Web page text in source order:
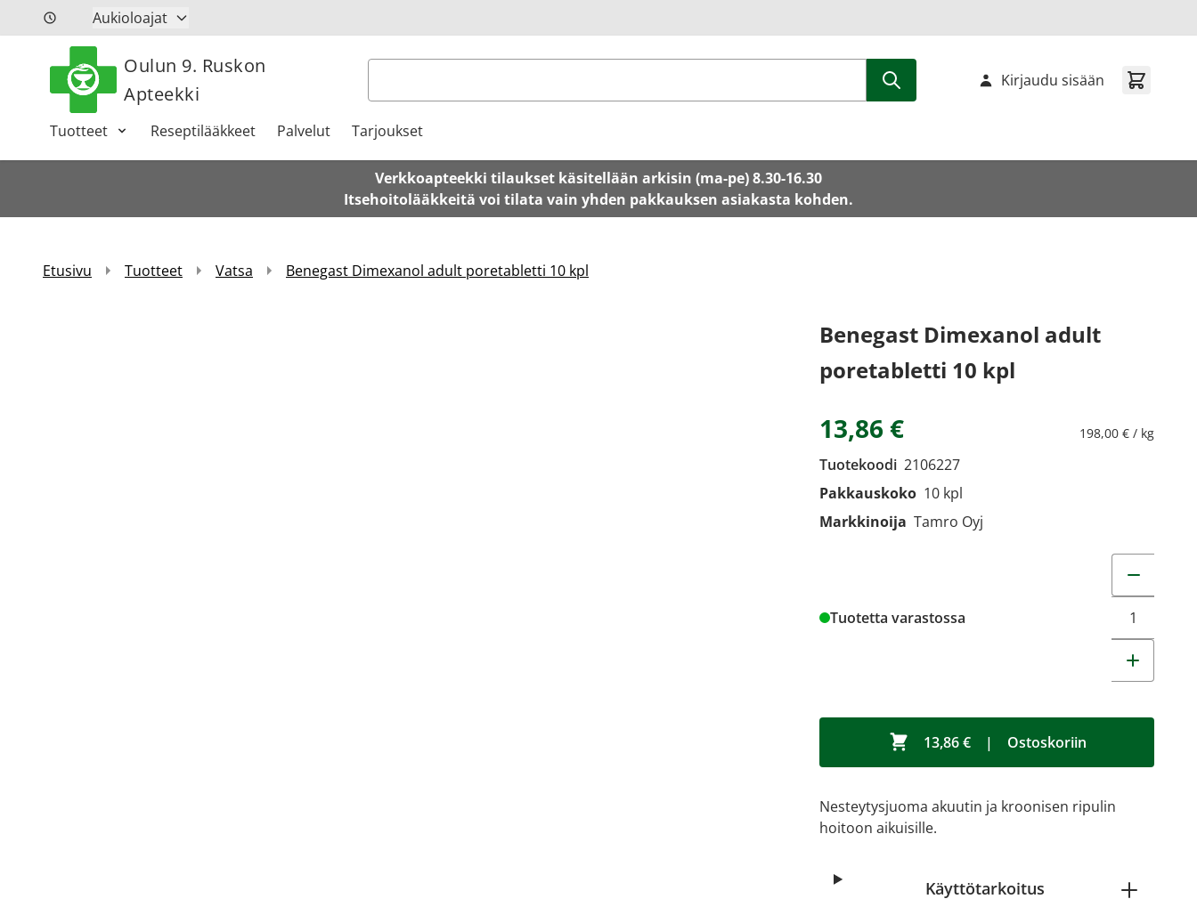
Siirry sisältöönAukioloajat
Oulun 9. Ruskon
Apteekki
Haku
Tuotteet Reseptilääkkeet Palvelut Tarjoukset
Kirjaudu sisään
Verkkoapteekki tilaukset käsitellään arkisin (ma-pe) 8.30-16.30
Itsehoitolääkkeitä voi tilata vain yhden pakkauksen asiakasta kohden.
Etusivu Tuotteet Vatsa Benegast Dimexanol adult poretabletti 10 kpl
Benegast Dimexanol adult
poretabletti 10 kpl
13,86 € 198,00 € / kg
Tuotekoodi 2106227
Pakkauskoko 10 kpl
Markkinoija Tamro Oyj
Tuotetta varastossa
13,86 € | Ostoskoriin
Nesteytysjuoma akuutin ja kroonisen ripulin
hoitoon aikuisille.
Käyttötarkoitus